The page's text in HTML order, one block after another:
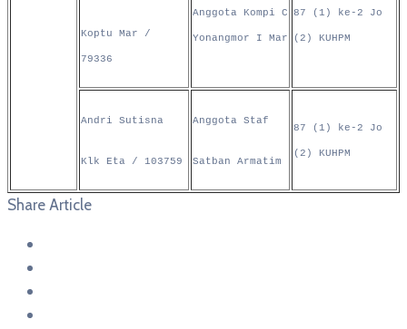
Koptu Mar /
79336
Anggota Kompi C
Yonangmor I Mar
87 (1) ke-2 Jo
(2) KUHPM
Andri Sutisna
Klk Eta / 103759
Anggota Staf
Satban Armatim
87 (1) ke-2 Jo
(2) KUHPM
Share Article